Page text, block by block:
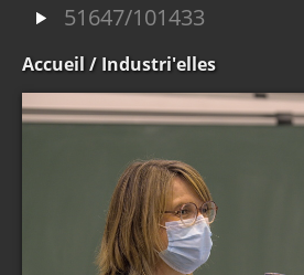
51647/101433
Accueil / Industri'elles